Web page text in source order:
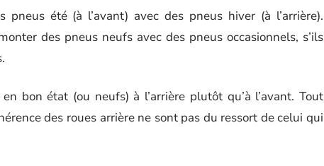
été (à l’avant) avec des pneus hiver (à l’arrière).
des pneus neufs avec des pneus occasionnels, s’ils
bon état (ou neufs) à l’arrière plutôt qu’à l’avant. Tout
des roues arrière ne sont pas du ressort de celui qui